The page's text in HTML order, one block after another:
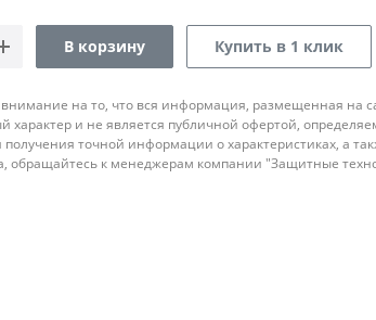
В корзину Купить в 1 клик
на то, что вся информация, размещенная на
и не является публичной офертой,
получения точной информации о характеристиках, а
обращайтесь к менеджерам компании "Защитные